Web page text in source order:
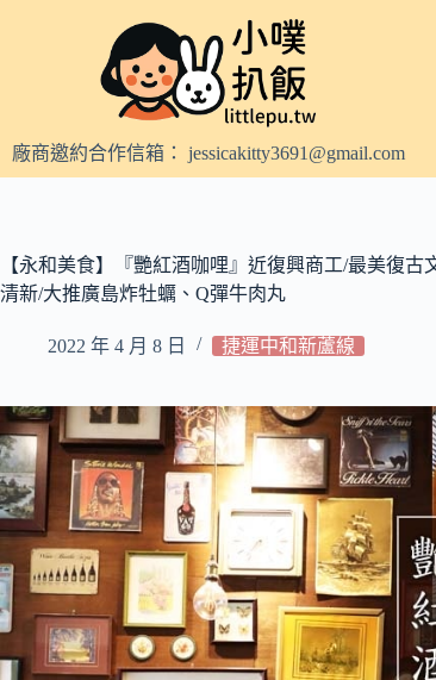
容廠商邀約合作信箱： jessicakitty3691@gmail.com
【永和美食】『艷紅酒咖哩』近復興商工/最美復
清新/大推廣島炸牡蠣、Q彈牛肉丸
2022 年 4 月 8 日 捷運中和新蘆線